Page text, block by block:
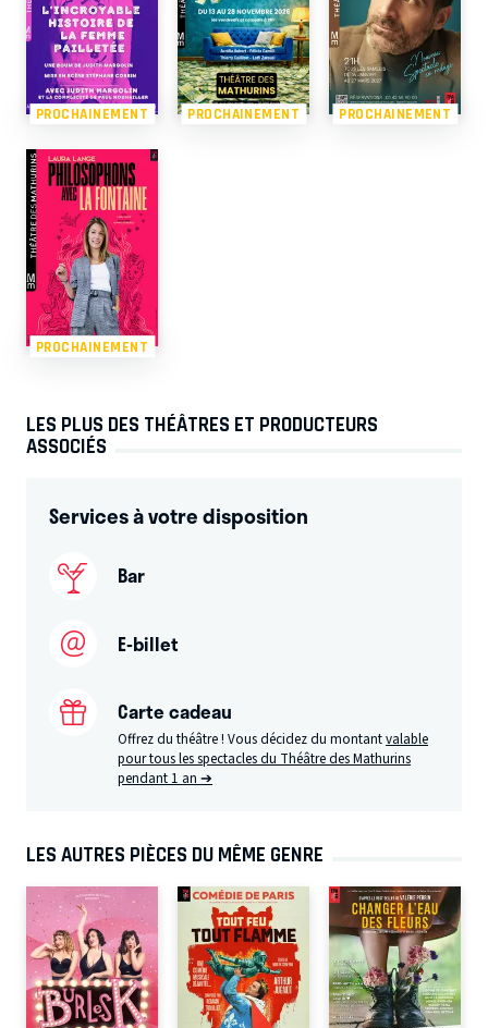
PROCHAINEMENT PROCHAINEMENT PROCHAINEMENT
PROCHAINEMENT
LES PLUS DES THÉÂTRES ET PRODUCTEURS
ASSOCIÉS
Services à votre disposition
Bar
E-billet
Carte cadeau
Offrez du théâtre ! Vous décidez du montantvalable
pour tous les spectacles du Théâtre des Mathurins
pendant 1 an ➔
LES AUTRES PIÈCES DU MÊME GENRE